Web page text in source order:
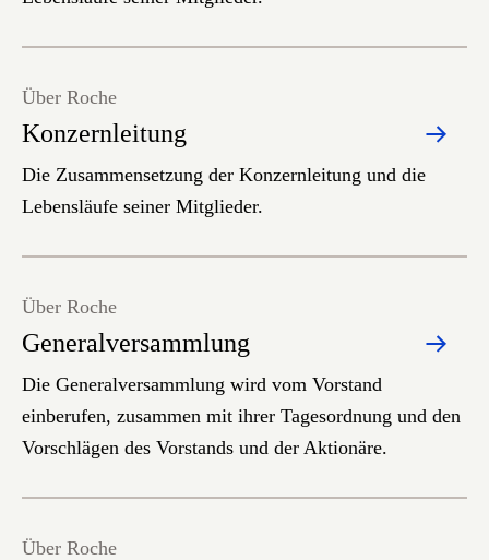
Konzernleitung
Über Roche
Die Zusammensetzung der Konzernleitung und die
Lebensläufe seiner Mitglieder.
Generalversammlung
Über Roche
Die Generalversammlung wird vom Vorstand
einberufen, zusammen mit ihrer Tagesordnung und den
Vorschlägen des Vorstands und der Aktionäre.
Über Roche